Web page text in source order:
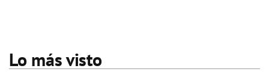
Lo más visto